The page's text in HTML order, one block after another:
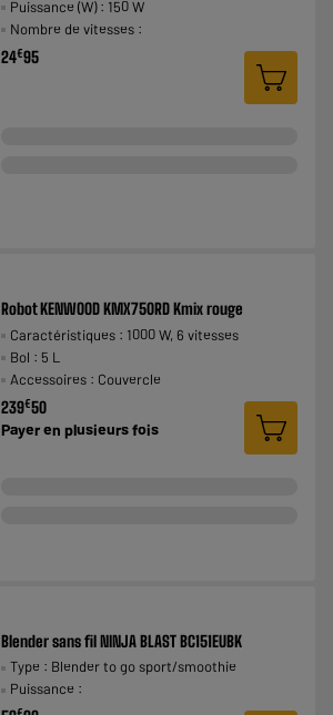
Puissance (W) : 150 W
Nombre de vitesses :
24€95
Robot KENWOOD KMX750RD Kmix rouge
Caractéristiques : 1000 W, 6 vitesses
Bol : 5 L
Accessoires : Couvercle
239€50
Payer en plusieurs fois
Blender sans fil NINJA BLAST BC151EUBK
Type : Blender to go sport/smoothie
Puissance :